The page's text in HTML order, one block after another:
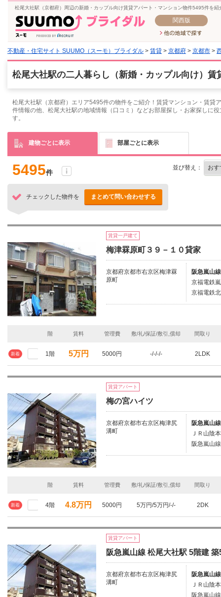
松尾大社駅（京都府）周辺の新婚・カップル向け賃貸アパート・マンション物件5495件を
関西版
不動産・住宅サイト SUUMO（スーモ）ブライダル > 賃貸 > 京都府 > 京都市 >
松尾大社駅の二人暮らし（新婚・カップル向け）賃
松尾大社駅（京都府）エリア5495件の物件をご紹介！賃貸マンション・賃
件情報の他、松尾大社駅の地域情報（口コミ）などお部屋探し・お家探しに
す。
建物ごとに表示 部屋ごとに表示
5495件
並び替え：
チェックした物件を まとめて問い合わせする
賃貸一戸建て
梅津罧原町３９－１０貸家
京都府京都市右京区梅津罧
原町
阪急嵐山
京福電鉄
京福電鉄
階 賃料 管理費 敷/礼/保証/敷引,償却 間取り
新着 1階 5万円 5000円 -/-/-/- 2LDK
賃貸アパート
梅の宮ハイツ
京都府京都市右京区梅津尻
溝町
阪急嵐山
ＪＲ山陰
阪急嵐山
階 賃料 管理費 敷/礼/保証/敷引,償却 間取り
新着 4階 4.8万円 5000円 5万円/5万円/-/- 2DK
賃貸アパート
阪急嵐山線 松尾大社駅 5階建 築
京都府京都市右京区梅津尻
溝町
阪急嵐山
ＪＲ山陰
阪急嵐山